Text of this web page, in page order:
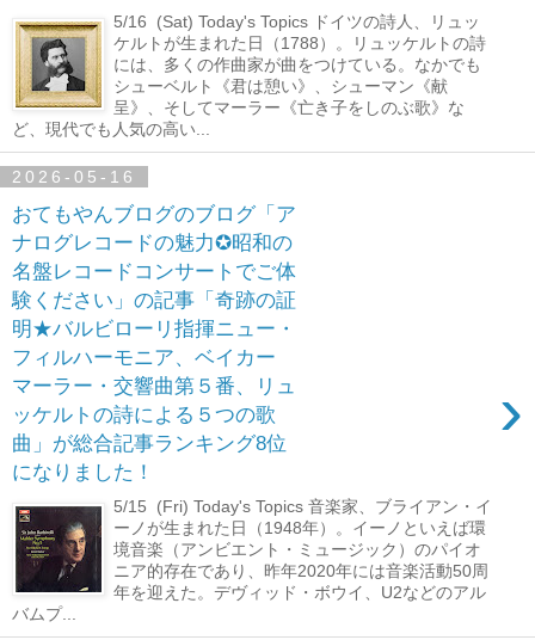
5/16 (Sat) Today's Topics ドイツの詩人、リュッ
ケルトが生まれた日（1788）。リュッケルトの詩
には、多くの作曲家が曲をつけている。なかでも
シューベルト《君は憩い》、シューマン《献
呈》、そしてマーラー《亡き子をしのぶ歌》な
ど、現代でも人気の高い...
2026-05-16
おてもやんブログのブログ「ア
ナログレコードの魅力✪昭和の
名盤レコードコンサートでご体
験ください」の記事「奇跡の証
明★バルビローリ指揮ニュー・
フィルハーモニア、ベイカー
マーラー・交響曲第５番、リュ
ッケルトの詩による５つの歌
曲」が総合記事ランキング8位
になりました！
›
5/15 (Fri) Today's Topics 音楽家、ブライアン・イ
ーノが生まれた日（1948年）。イーノといえば環
境音楽（アンビエント・ミュージック）のパイオ
ニア的存在であり、昨年2020年には音楽活動50周
年を迎えた。デヴィッド・ボウイ、U2などのアル
バムプ...